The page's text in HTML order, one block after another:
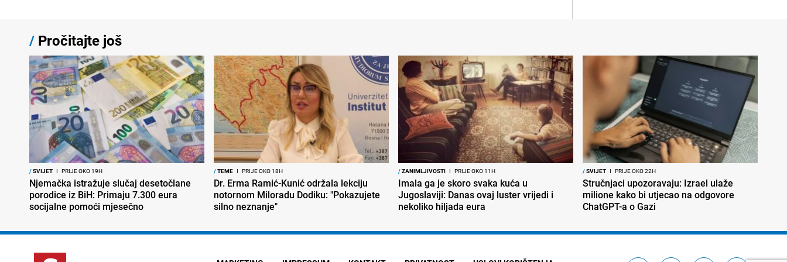
/ Pročitajte još
/SVIJET I PRIJE OKO 19H
Njemačka istražuje slučaj desetočlane
porodice iz BiH: Primaju 7.300 eura
socijalne pomoći mjesečno
/TEME I PRIJE OKO 18H
Dr. Erma Ramić-Kunić održala lekciju
notornom Miloradu Dodiku: "Pokazujete
silno neznanje"
/ZANIMLJIVOSTI I PRIJE OKO 11H
Imala ga je skoro svaka kuća u
Jugoslaviji: Danas ovaj luster vrijedi i
nekoliko hiljada eura
/SVIJET I PRIJE OKO 22H
Stručnjaci upozoravaju: Izrael ulaže
milione kako bi utjecao na odgovore
ChatGPT-a o Gazi